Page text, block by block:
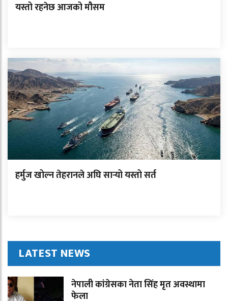
यस्तो रहनेछ आजको मौसम
हर्मुज खोल्न तेहरानले अघि सार्‍यो यस्तो सर्त
LATEST NEWS
नेपाली कांग्रेसका नेता सिंह मृत अवस्थामा
फेला